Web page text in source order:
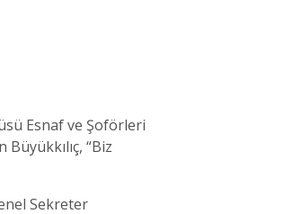
Esnaf ve Şoförleri
“Biz
Sekreter